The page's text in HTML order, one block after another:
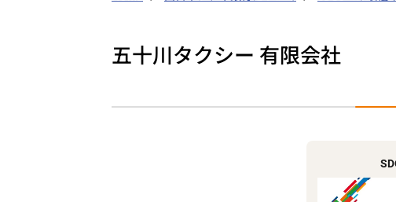
五十川タクシー 有限会社